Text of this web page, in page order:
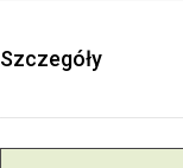
Szczegóły